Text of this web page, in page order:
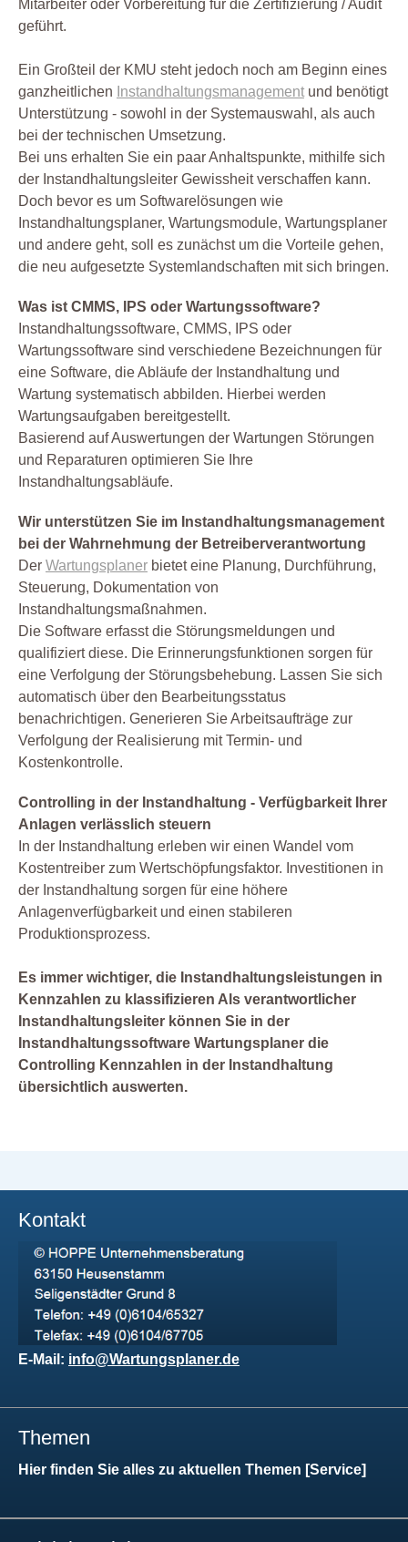
Mitarbeiter oder Vorbereitung für die Zertifizierung / Audit
geführt.
Ein Großteil der KMU steht jedoch noch am Beginn eines
ganzheitlichen Instandhaltungsmanagement und benötigt
Unterstützung - sowohl in der Systemauswahl, als auch
bei der technischen Umsetzung.
Bei uns erhalten Sie ein paar Anhaltspunkte, mithilfe sich
der Instandhaltungsleiter Gewissheit verschaffen kann.
Doch bevor es um Softwarelösungen wie
Instandhaltungsplaner, Wartungsmodule, Wartungsplaner
und andere geht, soll es zunächst um die Vorteile gehen,
die neu aufgesetzte Systemlandschaften mit sich bringen.
Was ist CMMS, IPS oder Wartungssoftware?
Instandhaltungssoftware, CMMS, IPS oder
Wartungssoftware sind verschiedene Bezeichnungen für
eine Software, die Abläufe der Instandhaltung und
Wartung systematisch abbilden. Hierbei werden
Wartungsaufgaben bereitgestellt.
Basierend auf Auswertungen der Wartungen Störungen
und Reparaturen optimieren Sie Ihre
Instandhaltungsabläufe.
Wir unterstützen Sie im Instandhaltungsmanagement
bei der Wahrnehmung der Betreiberverantwortung
Der Wartungsplaner bietet eine Planung, Durchführung,
Steuerung, Dokumentation von
Instandhaltungsmaßnahmen.
Die Software erfasst die Störungsmeldungen und
qualifiziert diese. Die Erinnerungsfunktionen sorgen für
eine Verfolgung der Störungsbehebung. Lassen Sie sich
automatisch über den Bearbeitungsstatus
benachrichtigen. Generieren Sie Arbeitsaufträge zur
Verfolgung der Realisierung mit Termin- und
Kostenkontrolle.
Controlling in der Instandhaltung - Verfügbarkeit Ihrer
Anlagen verlässlich steuern
In der Instandhaltung erleben wir einen Wandel vom
Kostentreiber zum Wertschöpfungsfaktor. Investitionen in
der Instandhaltung sorgen für eine höhere
Anlagenverfügbarkeit und einen stabileren
Produktionsprozess.
Es immer wichtiger, die Instandhaltungsleistungen in
Kennzahlen zu klassifizieren Als verantwortlicher
Instandhaltungsleiter können Sie in der
Instandhaltungssoftware Wartungsplaner die
Controlling Kennzahlen in der Instandhaltung
übersichtlich auswerten.
Kontakt
E-Mail: info@Wartungsplaner.de
Themen
Hier finden Sie alles zu aktuellen Themen [Service]